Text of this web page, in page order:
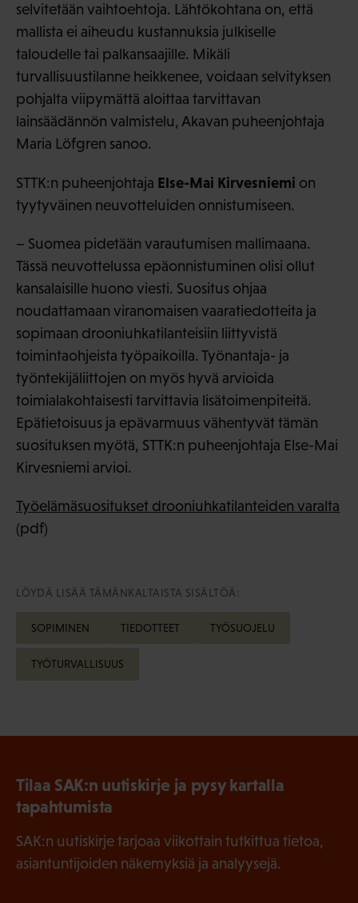
selvitetään vaihtoehtoja. Lähtökohtana on, että
mallista ei aiheudu kustannuksia julkiselle
taloudelle tai palkansaajille. Mikäli
turvallisuustilanne heikkenee, voidaan selvityksen
pohjalta viipymättä aloittaa tarvittavan
lainsäädännön valmistelu, Akavan puheenjohtaja
Maria Löfgren sanoo.
STTK:n puheenjohtaja Else-Mai Kirvesniemi on
tyytyväinen neuvotteluiden onnistumiseen.
– Suomea pidetään varautumisen mallimaana.
Tässä neuvottelussa epäonnistuminen olisi ollut
kansalaisille huono viesti. Suositus ohjaa
noudattamaan viranomaisen vaaratiedotteita ja
sopimaan drooniuhkatilanteisiin liittyvistä
toimintaohjeista työpaikoilla. Työnantaja- ja
työntekijäliittojen on myös hyvä arvioida
toimialakohtaisesti tarvittavia lisätoimenpiteitä.
Epätietoisuus ja epävarmuus vähentyvät tämän
suosituksen myötä, STTK:n puheenjohtaja Else-Mai
Kirvesniemi arvioi.
Työelämäsuositukset drooniuhkatilanteiden varalta
(pdf)
LÖYDÄ LISÄÄ TÄMÄNKALTAISTA SISÄLTÖÄ:
SOPIMINEN TIEDOTTEET TYÖSUOJELU
TYÖTURVALLISUUS
Tilaa SAK:n uutiskirje ja pysy kartalla
tapahtumista
SAK:n uutiskirje tarjoaa viikottain tutkittua tietoa,
asiantuntijoiden näkemyksiä ja analyysejä.